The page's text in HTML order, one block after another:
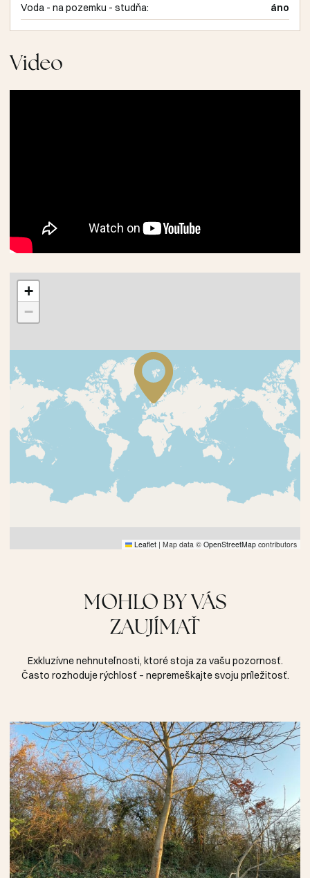
Voda - na pozemku - studňa: áno
Video
+
−
Leaflet | Map data © OpenStreetMap contributors
MOHLO BY VÁS
ZAUJÍMAŤ
Exkluzívne nehnuteľnosti, ktoré stoja za vašu pozornosť.
Často rozhoduje rýchlosť – nepremeškajte svoju príležitosť.